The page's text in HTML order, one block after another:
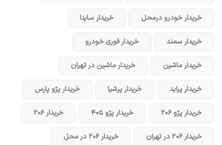
خریدار خودرو در‌محل خریدار ساینا
خریدار سمند خریدار فوری خودرو
خریدار ماشین خریدار ماشین در تهران
خریدار پراید خریدار پرشیا خریدار پژو پارس
خریدار پژو ۲۰۶ خریدار پژو ۴۰۵ خریدار ۲۰۶
خریدار ۲۰۶ در تهران خریدار ۲۰۶ در محل